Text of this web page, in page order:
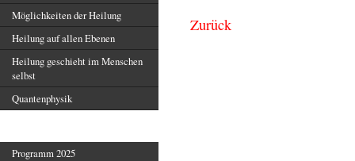
Zurück
Möglichkeiten der Heilung
Heilung auf allen Ebenen
Heilung geschieht im Menschen
selbst
Quantenphysik
Programm 2025